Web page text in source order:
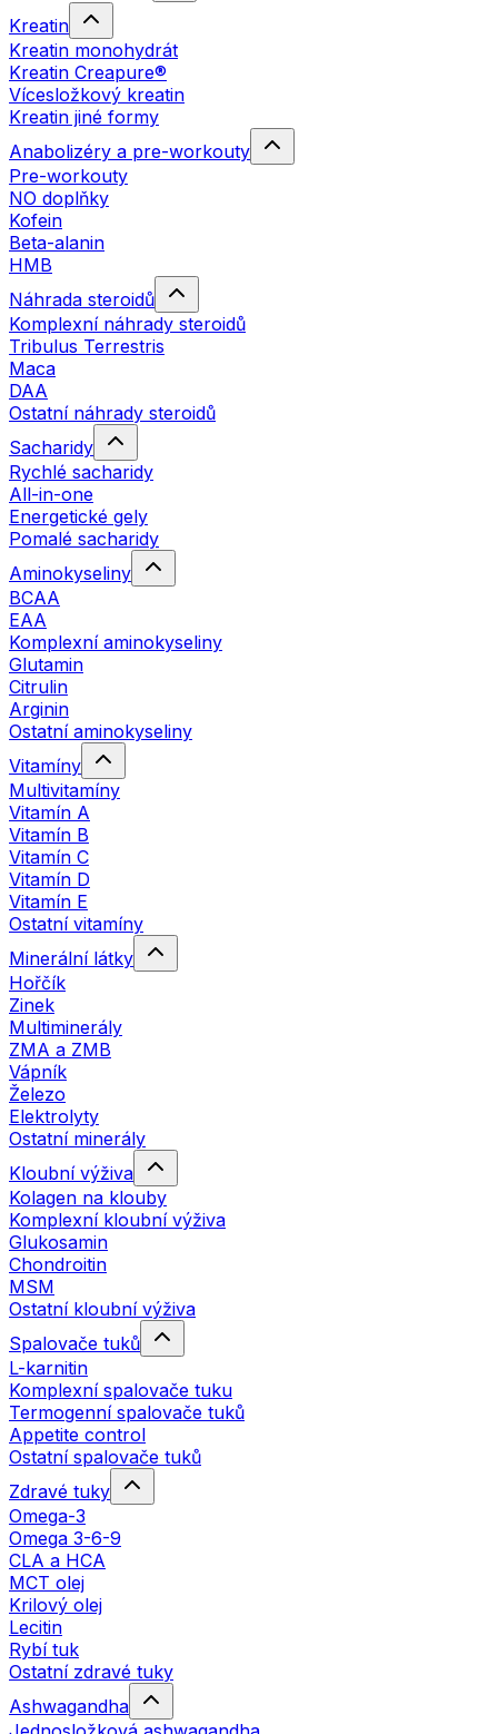
Kreatin
Kreatin monohydrát
Kreatin Creapure®
Vícesložkový kreatin
Kreatin jiné formy
Anabolizéry a pre-workouty
Pre-workouty
NO doplňky
Kofein
Beta-alanin
HMB
Náhrada steroidů
Komplexní náhrady steroidů
Tribulus Terrestris
Maca
DAA
Ostatní náhrady steroidů
Sacharidy
Rychlé sacharidy
All-in-one
Energetické gely
Pomalé sacharidy
Aminokyseliny
BCAA
EAA
Komplexní aminokyseliny
Glutamin
Citrulin
Arginin
Ostatní aminokyseliny
Vitamíny
Multivitamíny
Vitamín A
Vitamín B
Vitamín C
Vitamín D
Vitamín E
Ostatní vitamíny
Minerální látky
Hořčík
Zinek
Multiminerály
ZMA a ZMB
Vápník
Železo
Elektrolyty
Ostatní minerály
Kloubní výživa
Kolagen na klouby
Komplexní kloubní výživa
Glukosamin
Chondroitin
MSM
Ostatní kloubní výživa
Spalovače tuků
L-karnitin
Komplexní spalovače tuku
Termogenní spalovače tuků
Appetite control
Ostatní spalovače tuků
Zdravé tuky
Omega-3
Omega 3-6-9
CLA a HCA
MCT olej
Krilový olej
Lecitin
Rybí tuk
Ostatní zdravé tuky
Ashwagandha